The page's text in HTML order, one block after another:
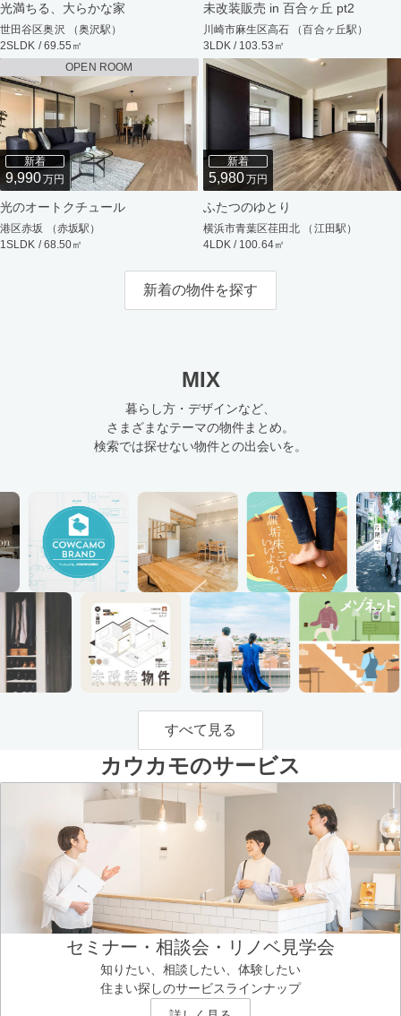
光満ちる、大らかな家
世田谷区奥沢 （奥沢駅）
2SLDK / 69.55㎡
未改装販売 in 百合ヶ丘 pt2
川崎市麻生区高石 （百合ヶ丘駅）
3LDK / 103.53㎡
OPEN ROOM
新着
9,990万円
光のオートクチュール
港区赤坂 （赤坂駅）
1SLDK / 68.50㎡
新着
5,980万円
ふたつのゆとり
横浜市青葉区荏田北 （江田駅）
4LDK / 100.64㎡
新着の物件を探す
MIX
暮らし方・デザインなど、
さまざまなテーマの物件まとめ。
検索では探せない物件との出会いを。
すべて見る
カウカモのサービス
セミナー・相談会・リノベ見学会
知りたい、相談したい、体験したい
住まい探しのサービスラインナップ